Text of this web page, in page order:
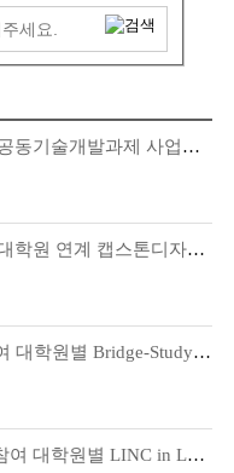
발과제 사업비 지출 서류 양식
인(DHU-G Capstone Desige) 지원사업 증…
원별 Bridge-Study 증빙서류
원별 LINC in Lab 증빙서류